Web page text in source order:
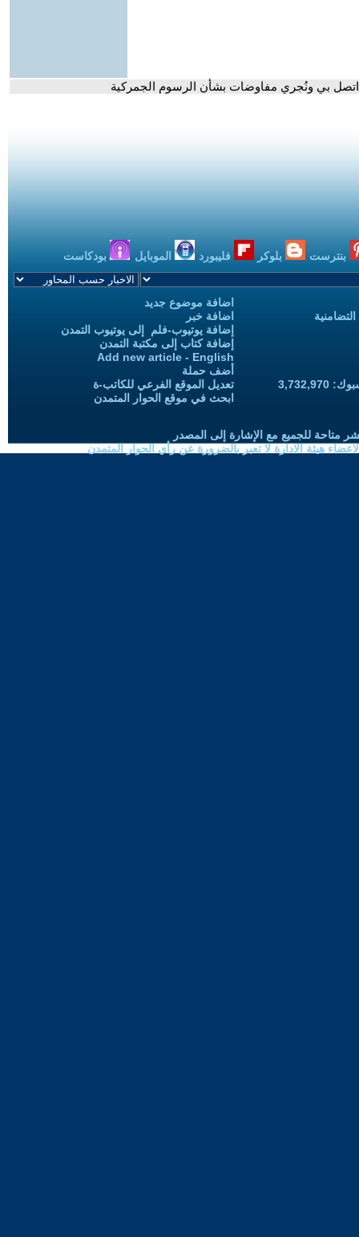
اتصل بي ونُجري مفاوضات بشأن الرسوم الجمركية
بنترست بلوكر فليبورد الموبايل بودكاست
اضافة موضوع جديد
اضافة خبر
إضافة يوتيوب-فلم إلى يوتيوب التمدن
إضافة كتاب إلى مكتبة التمدن
Add new article - English
أضف حملة
تعديل الموقع الفرعي للكاتب-ة
ابحث في موقع الحوار المتمدن
متاحة للجميع مع الإشارة إلى المصدر
هيئة الادارة لا تعبر بالضرورة عن رأي الحوار المتمدن